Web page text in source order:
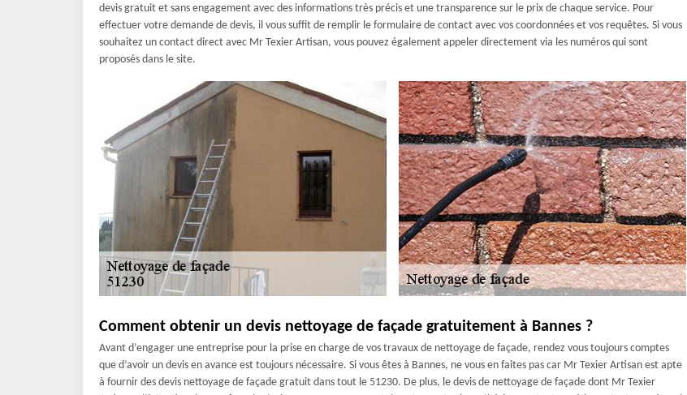
devis gratuit et sans engagement avec des informations très précis et une transparence sur le prix de chaque service. Pour
effectuer votre demande de devis, il vous suffit de remplir le formulaire de contact avec vos coordonnées et vos requêtes. Si vous
souhaitez un contact direct avec Mr Texier Artisan, vous pouvez également appeler directement via les numéros qui sont
proposés dans le site.
Comment obtenir un devis nettoyage de façade gratuitement à Bannes ?
Avant d’engager une entreprise pour la prise en charge de vos travaux de nettoyage de façade, rendez vous toujours comptes
que d’avoir un devis en avance est toujours nécessaire. Si vous êtes à Bannes, ne vous en faites pas car Mr Texier Artisan est apte
à fournir des devis nettoyage de façade gratuit dans tout le 51230. De plus, le devis de nettoyage de façade dont Mr Texier